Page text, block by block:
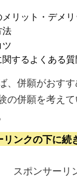
リット・デメリ
法
するよくある質
、併願がおす
の併願を考え
ンクの下に続
スポンサーリ